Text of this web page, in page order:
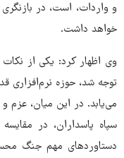
و واردات، است، در
خواهد داشت.
وی اظهار کرد: یکی از
توجه شد، حوزه نرم‌افزاری
می‌یابد. در این میان، عزم
سپاه پاسداران، در
دستاوردهای مهم جنگ